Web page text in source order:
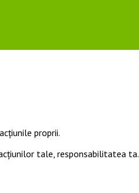
proprii.
tale, responsabilitatea ta.